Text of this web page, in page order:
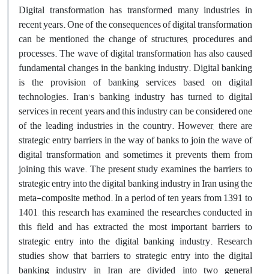
Digital transformation has transformed many industries in
recent years. One of the consequences of digital transformation
can be mentioned the change of structures, procedures and
processes. The wave of digital transformation has also caused
fundamental changes in the banking industry. Digital banking
is the provision of banking services based on digital
technologies. Iran's banking industry has turned to digital
services in recent years and this industry can be considered one
of the leading industries in the country. However, there are
strategic entry barriers in the way of banks to join the wave of
digital transformation and sometimes it prevents them from
joining this wave. The present study examines the barriers to
strategic entry into the digital banking industry in Iran using the
meta-composite method. In a period of ten years from 1391 to
1401, this research has examined the researches conducted in
this field and has extracted the most important barriers to
strategic entry into the digital banking industry. Research
studies show that barriers to strategic entry into the digital
banking industry in Iran are divided into two general